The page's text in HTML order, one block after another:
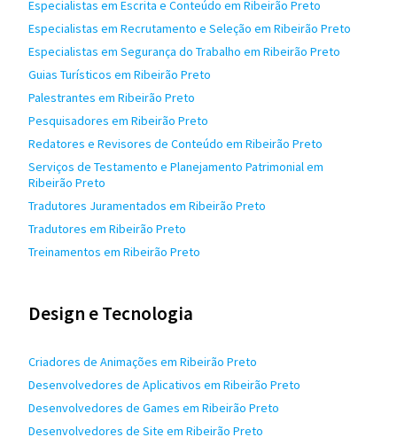
Especialistas em Escrita e Conteúdo em Ribeirão Preto
Especialistas em Recrutamento e Seleção em Ribeirão Preto
Especialistas em Segurança do Trabalho em Ribeirão Preto
Guias Turísticos em Ribeirão Preto
Palestrantes em Ribeirão Preto
Pesquisadores em Ribeirão Preto
Redatores e Revisores de Conteúdo em Ribeirão Preto
Serviços de Testamento e Planejamento Patrimonial em
Ribeirão Preto
Tradutores Juramentados em Ribeirão Preto
Tradutores em Ribeirão Preto
Treinamentos em Ribeirão Preto
Design e Tecnologia
Criadores de Animações em Ribeirão Preto
Desenvolvedores de Aplicativos em Ribeirão Preto
Desenvolvedores de Games em Ribeirão Preto
Desenvolvedores de Site em Ribeirão Preto